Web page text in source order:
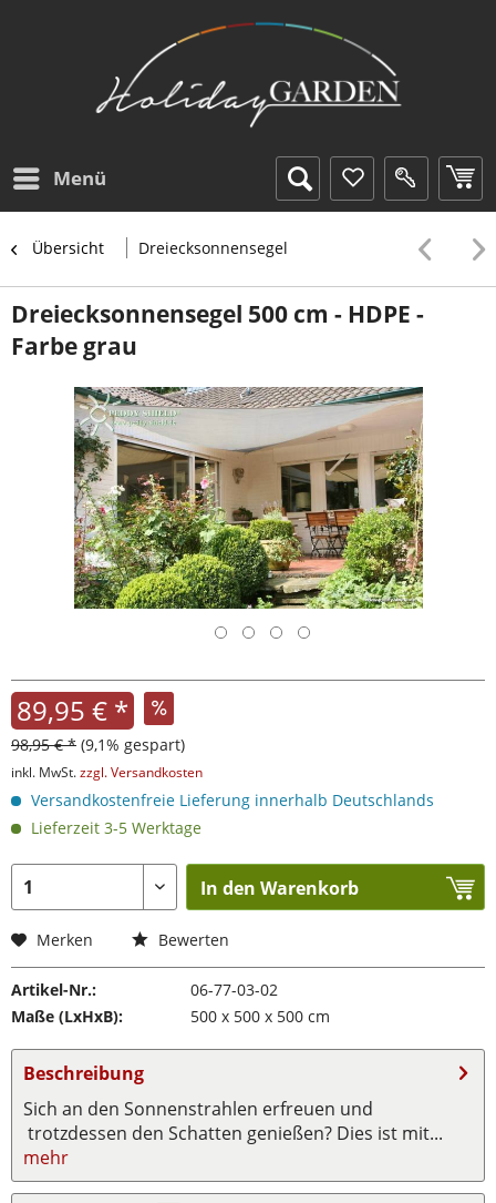
Menü
Übersicht Dreiecksonnensegel
Dreiecksonnensegel 500 cm - HDPE -
Farbe grau
89,95 € *
98,95 € * (9,1% gespart)
inkl. MwSt.zzgl. Versandkosten
Versandkostenfreie Lieferung innerhalb Deutschlands
Lieferzeit 3-5 Werktage
In den Warenkorb
Merken Bewerten
Artikel-Nr.:
06-77-03-02
Maße (LxHxB):
500 x 500 x 500 cm
Beschreibung
Sich an den Sonnenstrahlen erfreuen und
trotzdessen den Schatten genießen? Dies ist mit...
mehr